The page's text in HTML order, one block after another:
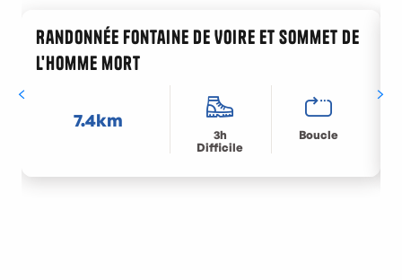
Randonnée Fontaine de Voire et sommet de
l'homme mort
7.4km
3h
Difficile
Boucle